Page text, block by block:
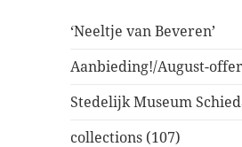
‘Neeltje van Beveren’
Aanbieding!/August-
Stedelijk Museum
collections (107)